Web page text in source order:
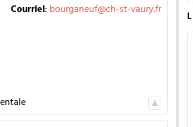
Courriel: bourganeuf@ch-st-vaury.fr
L